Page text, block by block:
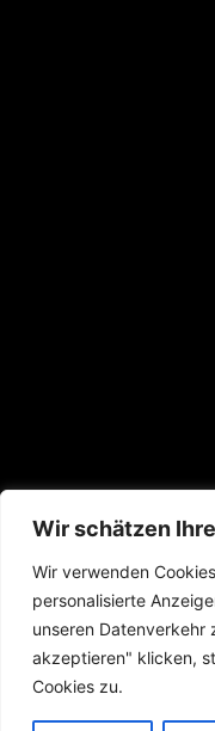
Wir schätzen
Wir verwenden
personalisierte
unseren Datenverkehr
akzeptieren" klicken,
Cookies zu.